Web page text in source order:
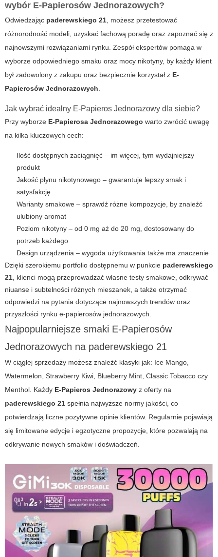
wybór E-Papierosów Jednorazowych?
Odwiedzając paderewskiego 21, możesz przetestować
różnorodność modeli, uzyskać fachową poradę oraz zapoznać się z
najnowszymi rozwiązaniami rynku. Zespół ekspertów pomaga w
wyborze odpowiedniego smaku oraz mocy nikotyny, by każdy klient
był zadowolony z zakupu oraz bezpiecznie korzystał z E-
Papierosów Jednorazowych.
Jak wybrać idealny E-Papieros Jednorazowy dla siebie?
Przy wyborze E-Papierosa Jednorazowego warto zwrócić uwagę
na kilka kluczowych cech:
Ilość dostępnych zaciągnięć – im więcej, tym wydajniejszy
produkt
Jakość płynu nikotynowego – gwarantuje lepszy smak i
satysfakcję
Warianty smakowe – sprawdź różne kompozycje, by znaleźć
ulubiony aromat
Poziom nikotyny – od 0 mg aż do 20 mg, dostosowany do
potrzeb każdego
Design urządzenia – wygoda użytkowania także ma znaczenie
Dzięki szerokiemu portfolio dostępnemu w punkcie paderewskiego
21, klienci mogą przeprowadzać własne testy smakowe, odkrywać
niuanse i subtelności różnych mieszanek, a także otrzymać
odpowiedzi na pytania dotyczące najnowszych trendów oraz
przyszłości rynku e-papierosów jednorazowych.
Najpopularniejsze smaki E-Papierosów
Jednorazowych na paderewskiego 21
W ciągłej sprzedaży możesz znaleźć klasyki jak: Ice Mango,
Watermelon, Strawberry Kiwi, Blueberry Mint, Classic Tobacco czy
Menthol. Każdy E-Papieros Jednorazowy z oferty na
paderewskiego 21 spełnia najwyższe normy jakości, co
potwierdzają liczne pozytywne opinie klientów. Regularnie pojawiają
się limitowane edycje i egzotyczne propozycje, które pozwalają na
odkrywanie nowych smaków i doświadczeń.